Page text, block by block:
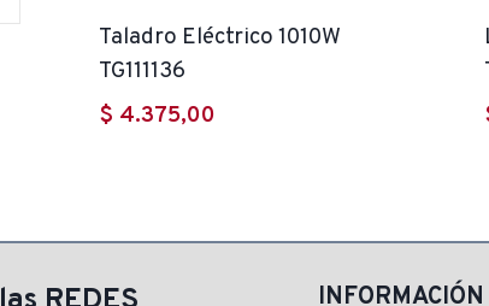
Taladro Eléctrico 1010W
TG111136
$ 4.375,00
INFORMACIÓN